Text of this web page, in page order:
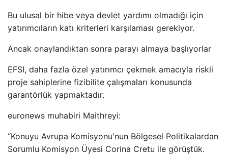
Bu ulusal bir hibe veya devlet yardımı olmadığı için
yatırımcıların katı kriterleri karşılaması gerekiyor.
Ancak onaylandıktan sonra parayı almaya başlıyorlar
EFSI, daha fazla özel yatırımcı çekmek amacıyla riskli
proje sahiplerine fizibilite çalışmaları konusunda
garantörlük yapmaktadır.
euronews muhabiri Maithreyi:
“Konuyu Avrupa Komisyonu'nun Bölgesel Politikalardan
Sorumlu Komisyon Üyesi Corina Cretu ile görüştük.